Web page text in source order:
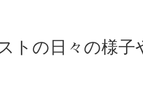
トの日々の様